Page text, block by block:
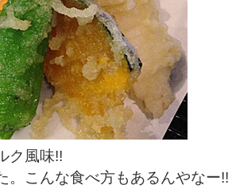
ク風味!!
。こんな食べ方もあるんやなー!!